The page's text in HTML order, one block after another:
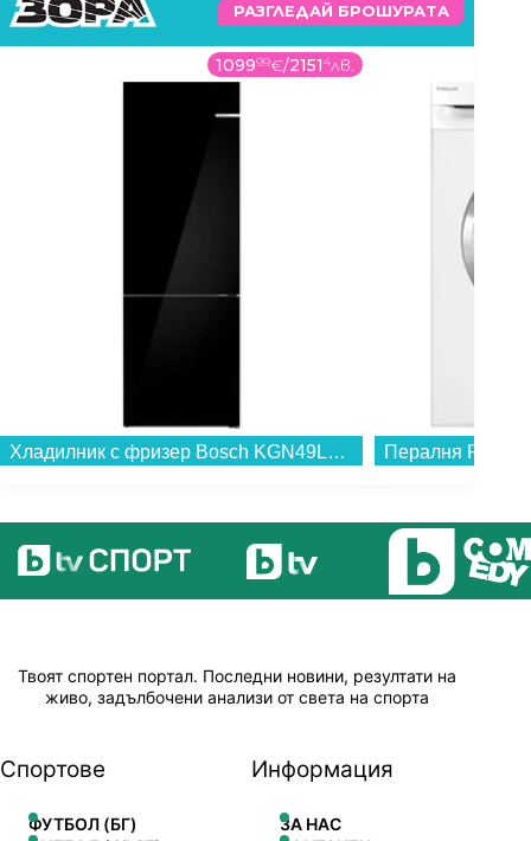
РАЗГЛЕДАЙ БРОШУРАТА
109999€/21514лв.
Твоят спортен портал. Последни новини, резултати на
живо, задълбочени анализи от света на спорта
Спортове
ФУТБОЛ (БГ)
Информация
ЗА НАС